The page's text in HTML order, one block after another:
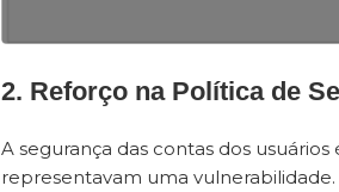
2. Reforço na Política de
A segurança das contas dos
representavam uma